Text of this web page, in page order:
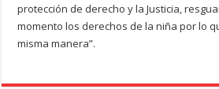
protección de derecho y la Justicia,
momento los derechos de la niña por lo
misma manera”.